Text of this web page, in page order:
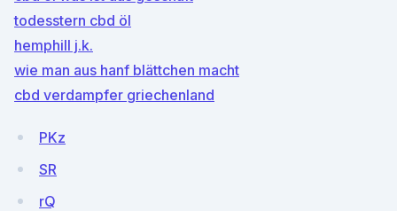
todesstern cbd öl
hemphill j.k.
wie man aus hanf blättchen macht
cbd verdampfer griechenland
PKz
SR
rQ